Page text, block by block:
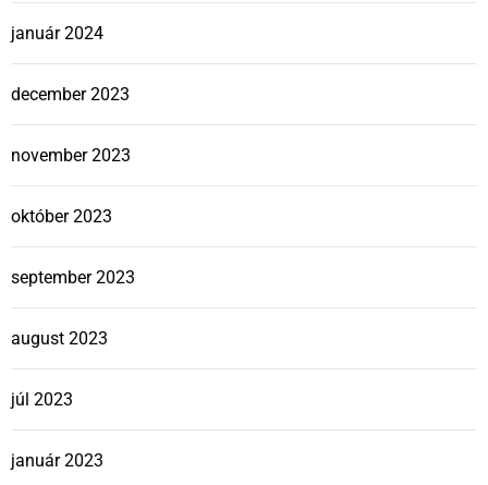
január 2024
december 2023
november 2023
október 2023
september 2023
august 2023
júl 2023
január 2023